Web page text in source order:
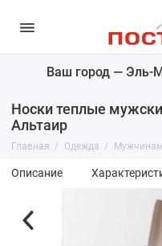
Ваш город — Эль-
Носки теплые
Альтаир
Главная Одежда Мужчинам
Описание